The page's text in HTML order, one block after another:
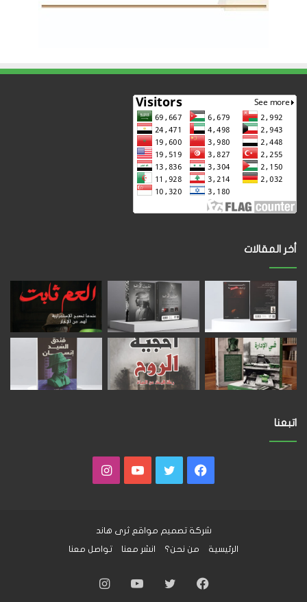
أخر المقالات
اتبعنا
فيسبوكتويتر يوتيوبانستقرام
شركة تصميم مواقع ثرى هاند
الرئيسية
من نحن؟ انشر معنا تواصل معنا
فيسبوكتويتر يوتيوبانستقرام